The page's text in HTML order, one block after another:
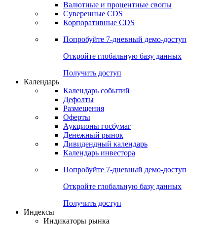
Получить доступ
Деривативы
Валютные и процентные свопы
Корпоративные CDS
Попробуйте7-дневный
Откройте глобальную базу данных
Получить доступ
Календарь
Календарь событий
Дефолты
Размещения
Оферты
Денежный рынок
Календарь инвестора
Попробуйте7-дневный
Откройте глобальную базу данных